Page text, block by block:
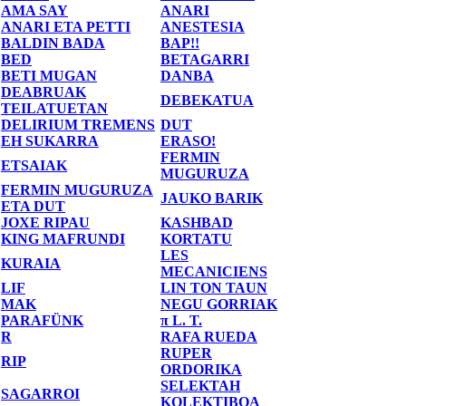
AMA SAY
ANARI
ANARI ETA PETTI
ANESTESIA
BALDIN BADA
BAP!!
BED
BETAGARRI
BETI MUGAN
DANBA
DEABRUAK
TEILATUETAN
DEBEKATUA
DELIRIUM TREMENS DUT
EH SUKARRA
ERASO!
ETSAIAK
FERMIN
MUGURUZA
FERMIN MUGURUZA
ETA DUT
JAUKO BARIK
JOXE RIPAU
KASHBAD
KING MAFRUNDI
KORTATU
KURAIA
LES
MECANICIENS
LIF
LIN TON TAUN
MAK
NEGU GORRIAK
PARAFÜNK
π L. T.
R
RAFA RUEDA
RIP
RUPER
ORDORIKA
SAGARROI
SELEKTAH
KOLEKTIBOA